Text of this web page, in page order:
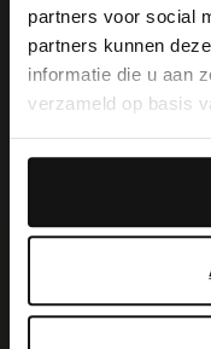
partners voor social
partners kunnen
informatie die u aan
verzameld op basis
39.99
It looks like your
you like to
English